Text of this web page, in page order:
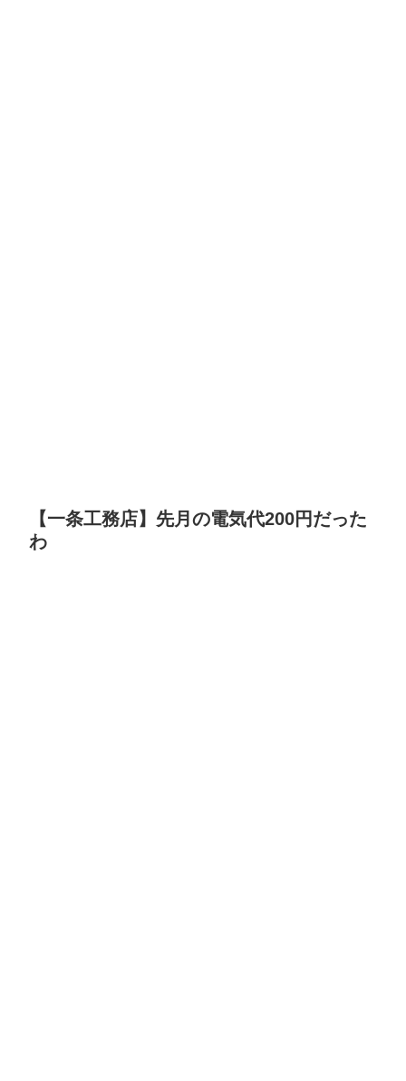
【一条工務店】先月の電気代200円だった
わ